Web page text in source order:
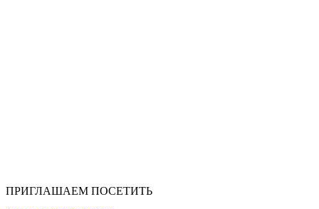
ПРИГЛАШАЕМ ПОСЕТИТЬ